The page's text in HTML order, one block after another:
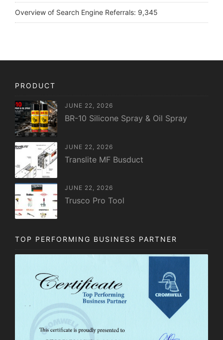
Overview of Search Engine Referrals: 9,345
PRODUCT
JUNE 22, 2026
BR-10 Silicone Spray & Oil Spray
JUNE 22, 2026
Translite MF Busduct
JUNE 22, 2026
Trusco Pro Tool
TOP PERFORMING BUSINESS PARTNER